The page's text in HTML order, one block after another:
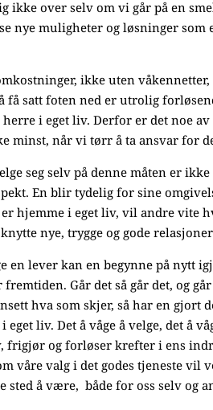
ikke over selv om vi går på en
nye muligheter og løsninger
ikke uten våkennetter,
satt foten ned er utrolig
i eget liv. Derfor er det noe
minst, når vi tørr å ta ansvar for
seg selv på denne måten er
En blir tydelig for sine
hjemme i eget liv, vil andre vite
nye, trygge og gode
en lever kan en begynne på nytt
Går det så går det, og
hva som skjer, så har en gjort
eget liv. Det å våge å velge, det å
frigjør og forløser krefter i ens
våre valg i det godes tjeneste vil
sted å være, både for oss selv og